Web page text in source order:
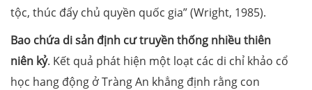
tộc, thúc đẩy chủ quyền quốc gia” (Wright, 1985).
Bao chứa di sản định cư truyền thống nhiều thiên
niên kỷ. Kết quả phát hiện một loạt các di chỉ khảo cổ
học hang động ở Tràng An khẳng định rằng con